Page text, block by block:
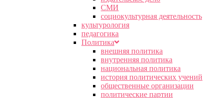
СМИ
социокультурная деятельность
культурология
педагогика
Политика
внешняя политика
внутренняя политика
национальная политика
история политических учений
общественные организации
политические партии